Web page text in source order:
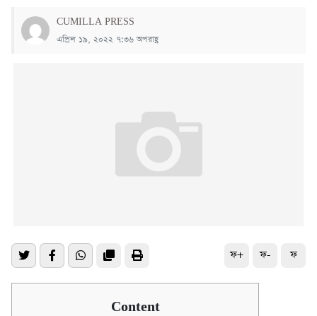
CUMILLA PRESS
এপ্রিল ১৯, ২০২২ ৭:৩৬ অপরাহ্ণ
ফ+ ফ- ফ
Content